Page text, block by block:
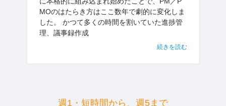
MOのはたらき方はここ数年で劇的に変化しま
した。 かつて多くの時間を割いていた進捗管
理、議事録作成
続きを読む
週1・短時間から、週5まで